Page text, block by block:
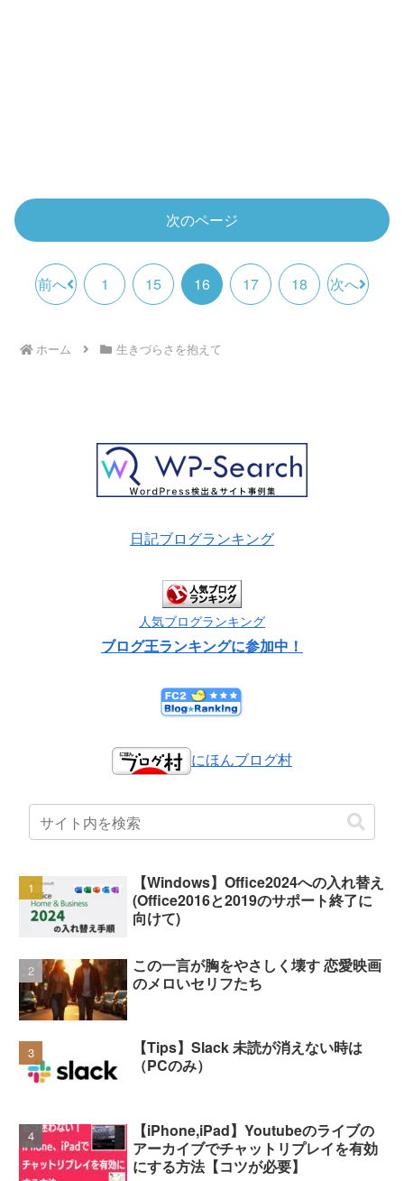
次のページ
前へ 1 15 16 17 18 次へ
ホーム 生きづらさを抱えて
日記ブログランキング
人気ブログランキング
ブログ王ランキングに参加中！
にほんブログ村
【Windows】Office2024への入れ替え
(Office2016と2019のサポート終了に
向けて)
この一言が胸をやさしく壊す 恋愛映画
のメロいセリフたち
【Tips】Slack 未読が消えない時は
（PCのみ）
【iPhone,iPad】Youtubeのライブの
アーカイブでチャットリプレイを有効
にする方法【コツが必要】